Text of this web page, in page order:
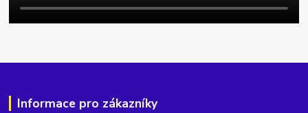
Informace pro zákazníky